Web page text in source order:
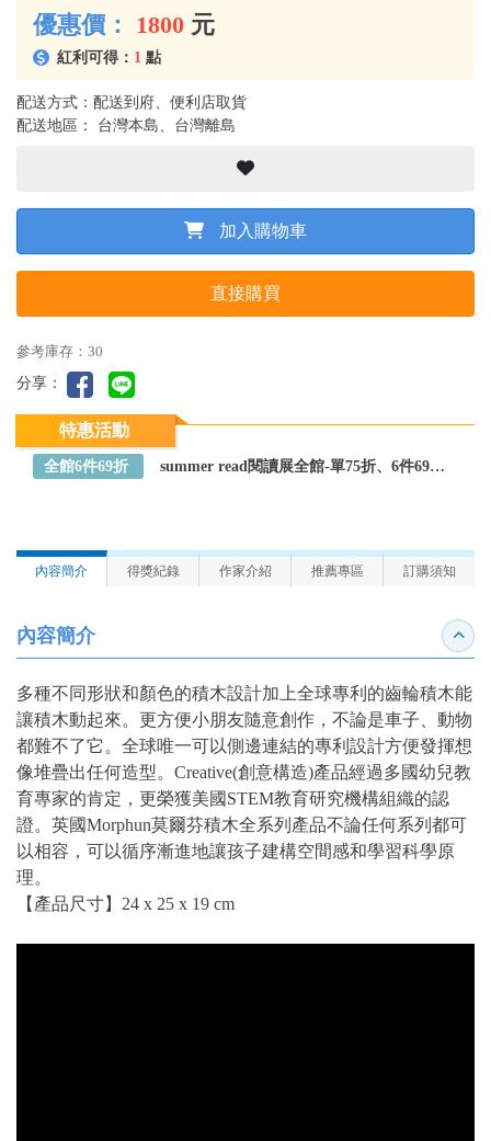
優惠價： 1800 元
紅利可得： 1 點
配送方式：配送到府、便利店取貨
配送地區： 台灣本島、台灣離島
加入購物車
直接購買
參考庫存：30
分享：
特惠活動
全館6件69折 summer read閱讀展全館-單75折、6件69折～全館任選
內容簡介 得獎紀錄 作家介紹 推薦專區 訂購須知
內容簡介 收合
多種不同形狀和顏色的積木設計加上全球專利的齒輪積木能
讓積木動起來。更方便小朋友隨意創作，不論是車子、動物
都難不了它。全球唯一可以側邊連結的專利設計方便發揮想
像堆疊出任何造型。Creative(創意構造)產品經過多國幼兒教
育專家的肯定，更榮獲美國STEM教育研究機構組織的認
證。英國Morphun莫爾芬積木全系列產品不論任何系列都可
以相容，可以循序漸進地讓孩子建構空間感和學習科學原
理。
【產品尺寸】24 x 25 x 19 cm